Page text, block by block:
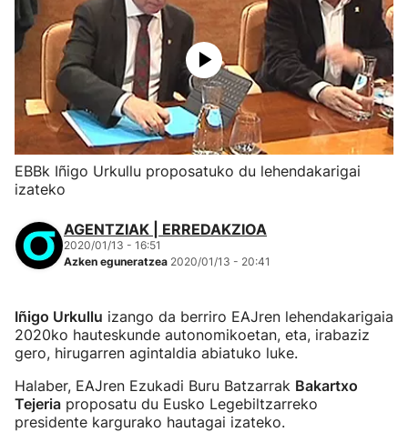
EBBk Iñigo Urkullu proposatuko du lehendakarigai
izateko
AGENTZIAK | ERREDAKZIOA
2020/01/13 - 16:51
Azken eguneratzea 2020/01/13 - 20:41
Iñigo Urkullu izango da berriro EAJren lehendakarigaia
2020ko hauteskunde autonomikoetan, eta, irabaziz
gero, hirugarren agintaldia abiatuko luke.
Halaber, EAJren Ezukadi Buru Batzarrak Bakartxo
Tejeria proposatu du Eusko Legebiltzarreko
presidente kargurako hautagai izateko.